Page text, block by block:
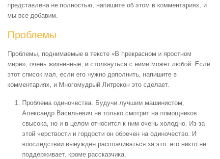
представлена не полностью, напишите об этом в комментариях, и
мы все добавим.
Проблемы
Проблемы, поднимаемые в тексте «В прекрасном и яростном
мире», очень жизненные, и столкнуться с ними может любой. Если
этот список мал, если его нужно дополнить, напишите в
комментариях, и Многомудрый Литрекон это сделает.
Проблема одиночества. Будучи лучшим машинистом,
Александр Васильевич не только смотрит на помощников
свысока, но и в целом относится к ним очень холодно. Из-за
этой черствости и гордости он обречен на одиночество. И
впоследствии вынужден расплачиваться за это: его никто не
поддерживает, кроме рассказчика.